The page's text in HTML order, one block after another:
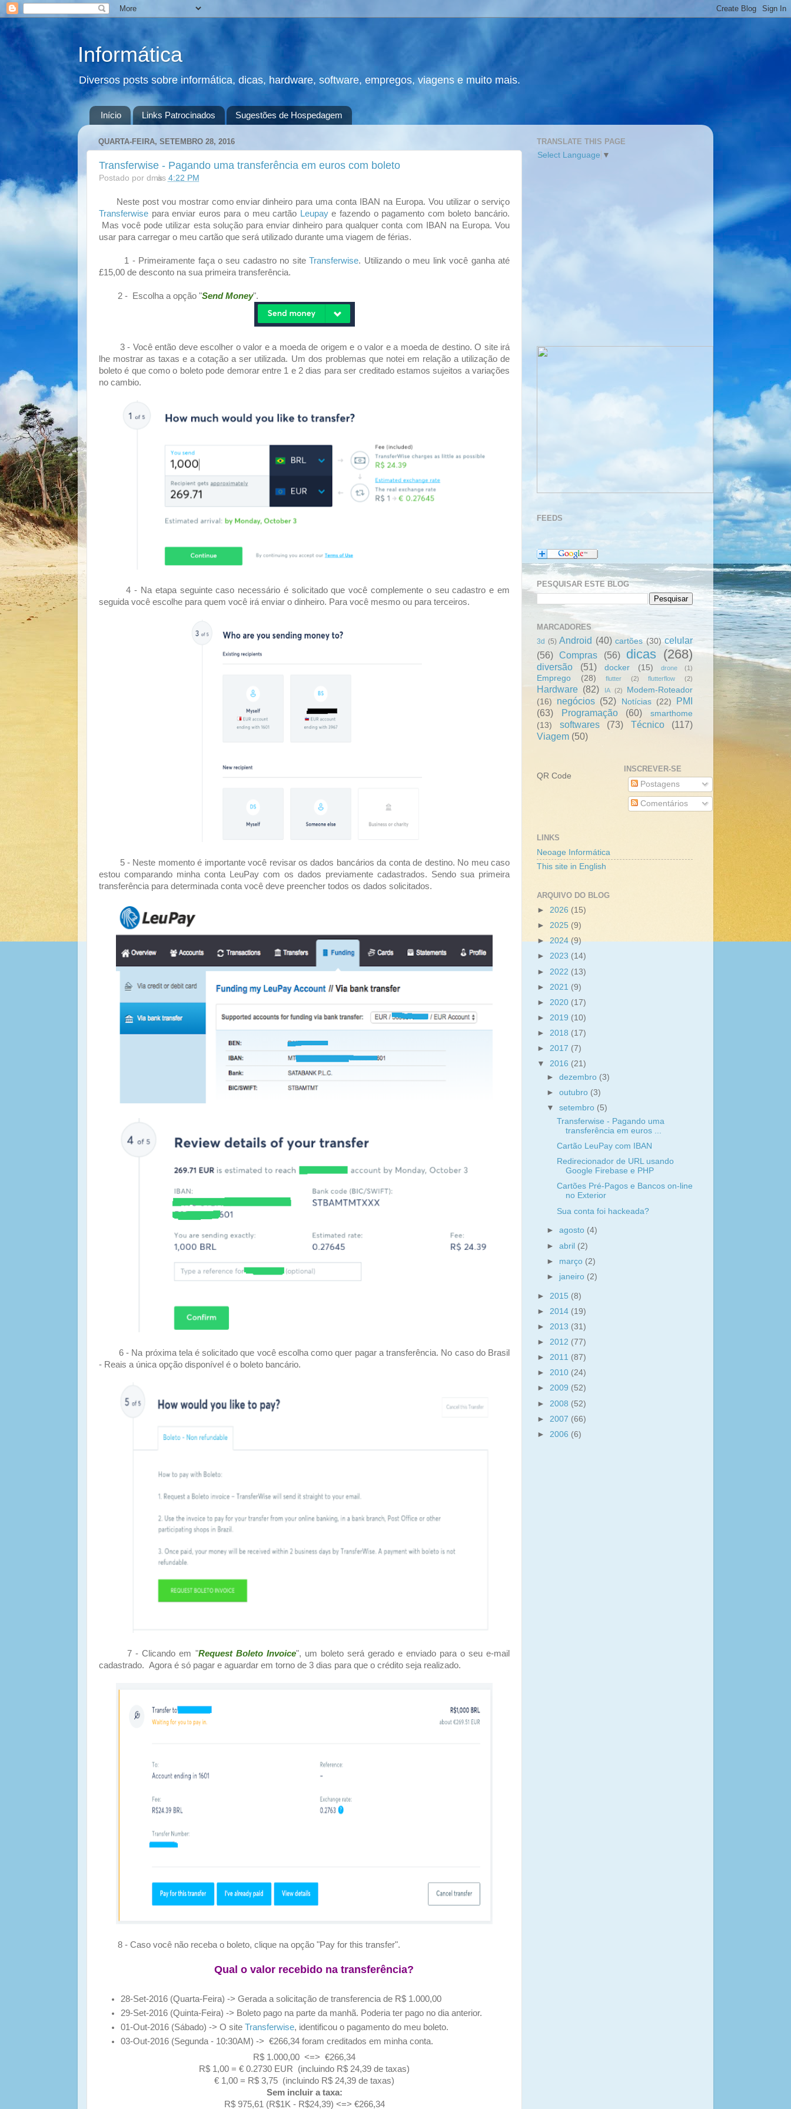
Informática
Diversos posts sobre informática, dicas, hardware, software, empregos, viagens e muito mais.
Início Links Patrocinados Sugestões de Hospedagem
QUARTA-FEIRA, SETEMBRO 28, 2016
Transferwise - Pagando uma transferência em euros com boleto
Postado por dmsàs 4:22 PM
Neste post vou mostrar como enviar dinheiro para uma conta IBAN na Europa. Vou utilizar o serviço
Transferwise para enviar euros para o meu cartão Leupaye fazendo o pagamento com boleto bancário.
Mas você pode utilizar esta solução para enviar dinheiro para qualquer conta com IBAN na Europa. Vou
usar para carregar o meu cartão que será utilizado durante uma viagem de férias.
1 - Primeiramente faça o seu cadastro no siteTransferwise. Utilizando o meu link você ganha até
£15,00 de desconto na sua primeira transferência.
2 - Escolha a opção "Send Money".
3 - Você então deve escolher o valor e a moeda de origem e o valor e a moeda de destino. O site irá
lhe mostrar as taxas e a cotação a ser utilizada. Um dos problemas que notei em relação a utilização de
boleto é que como o boleto pode demorar entre 1 e 2 dias para ser creditado estamos sujeitos a variações
no cambio.
4 - Na etapa seguinte caso necessário é solicitado que você complemente o seu cadastro e em
seguida você escolhe para quem você irá enviar o dinheiro. Para você mesmo ou para terceiros.
5 - Neste momento é importante você revisar os dados bancários da conta de destino. No meu caso
estou comparando minha conta LeuPay com os dados previamente cadastrados. Sendo sua primeira
transferência para determinada conta você deve preencher todos os dados solicitados.
6 - Na próxima tela é solicitado que você escolha como quer pagar a transferência. No caso do Brasil
- Reais a única opção disponível é o boleto bancário.
7 - Clicando em "Request Boleto Invoice", um boleto será gerado e enviado para o seu e-mail
cadastrado. Agora é só pagar e aguardar em torno de 3 dias para que o crédito seja realizado.
8 - Caso você não receba o boleto, clique na opção "Pay for this transfer".
Qual o valor recebido na transferência?
28-Set-2016 (Quarta-Feira) -> Gerada a solicitação de transferencia de R$ 1.000,00
29-Set-2016 (Quinta-Feira) -> Boleto pago na parte da manhã. Poderia ter pago no dia anterior.
01-Out-2016 (Sábado) -> O siteTransferwise, identificou o pagamento do meu boleto.
03-Out-2016 (Segunda - 10:30AM) -> €266,34 foram creditados em minha conta.
R$ 1.000,00 <=> €266,34
R$ 1,00 = € 0.2730 EUR (incluindo R$ 24,39 de taxas)
€ 1,00 = R$ 3,75 (incluindo R$ 24,39 de taxas)
Sem incluir a taxa:
R$ 975,61 (R$1K - R$24,39) <=> €266,34
TRANSLATE THIS PAGE
Select Language ▼
FEEDS
PESQUISAR ESTE BLOG
MARCADORES
3d (5) Android (40) cartões (30) celular
(56) Compras (56) dicas (268)
diversão (51) docker (15) drone (1)
Emprego (28) flutter (2) flutterflow (2)
Hardware (82) IA (2)
Modem-Roteador
(16)
negócios (52) Notícias (22)
PMI
(63)
Programação (60)
smarthome
(13)
softwares (73) Técnico
(117)
Viagem (50)
QR Code
INSCREVER-SE
Postagens
Comentários
LINKS
Neoage Informática
This site in English
ARQUIVO DO BLOG
► 2026 (15)
► 2025 (9)
►2024(9)
► 2023 (14)
► 2022 (13)
► 2021 (9)
► 2020 (17)
► 2019 (10)
► 2018 (17)
► 2017 (7)
▼ 2016 (21)
►dezembro (3)
►outubro (3)
▼setembro (5)
Transferwise - Pagando uma
transferência em euros ...
Cartão LeuPay com IBAN
Redirecionador de URL usando
Google Firebase e PHP
Cartões Pré-Pagos e Bancos on-line
no Exterior
Sua conta foi hackeada?
►agosto (4)
►abril (2)
► março (2)
► janeiro (2)
► 2015 (8)
► 2014 (19)
► 2013 (31)
► 2012 (77)
► 2011 (87)
► 2010 (24)
► 2009 (52)
► 2008 (52)
► 2007 (66)
► 2006 (6)